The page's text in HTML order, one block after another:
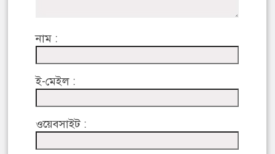
নাম :
ই-মেইল :
ওয়েবসাইট :